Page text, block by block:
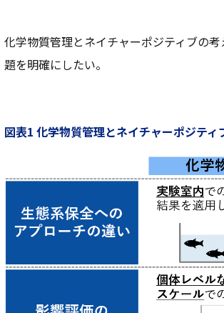
化学物質管理とネイチャーポジティブの
題を明確にしたい。
図表1 化学物質管理とネイチャーポジティ